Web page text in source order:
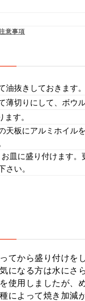
意事項
油抜きしておきます。
薄切りにして、ボウ
す。
天板にアルミホイル
皿に盛り付けます
さい。
てから盛り付けを
になる方は水にさ
使用しましたが、
によって焼き加減